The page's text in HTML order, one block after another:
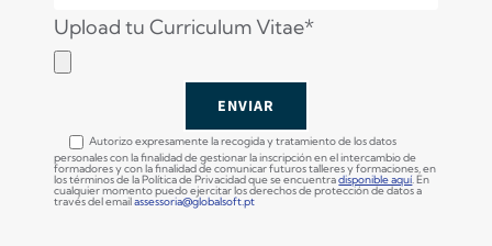
Upload tu Curriculum Vitae*
Autorizo ​​expresamente la recogida y tratamiento de los datos
personales con la finalidad de gestionar la inscripción en el intercambio de
formadores y con la finalidad de comunicar futuros talleres y formaciones, en
los términos de la Política de Privacidad que se encuentradisponible aquí . En
cualquier momento puedo ejercitar los derechos de protección de datos a
través del emailassessoria@globalsoft.pt